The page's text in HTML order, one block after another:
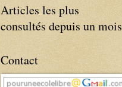
Articles les plus
consultés depuis un mois
Contact